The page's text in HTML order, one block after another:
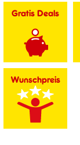
Gratis Deals
Wunschpreis